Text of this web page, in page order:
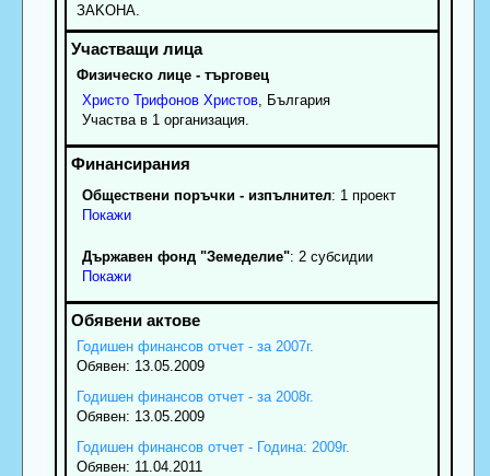
ЗAKOHA.
Физическо лице - търговец
Христо Трифонов Христов, България
Участва в 1 организация.
Обществени поръчки - изпълнител: 1 проект
Покажи
Държавен фонд "Земеделие": 2 субсидии
Покажи
Годишен финансов отчет - за 2007г.
Обявен: 13.05.2009
Годишен финансов отчет - за 2008г.
Обявен: 13.05.2009
Годишен финансов отчет - Година: 2009г.
Обявен: 11.04.2011